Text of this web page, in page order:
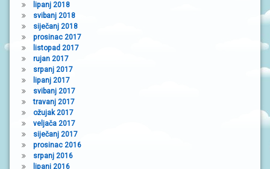
lipanj 2018
svibanj 2018
siječanj 2018
prosinac 2017
listopad 2017
rujan 2017
srpanj 2017
lipanj 2017
svibanj 2017
travanj 2017
ožujak 2017
veljača 2017
siječanj 2017
prosinac 2016
srpanj 2016
lipanj 2016